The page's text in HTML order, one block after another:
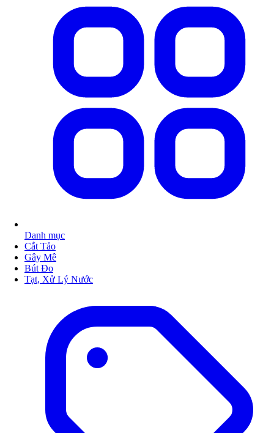
Danh mục
Cắt Tảo
Gây Mê
Bút Đo
Tạt, Xử Lý Nước